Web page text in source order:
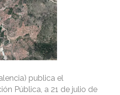
publica el
Pública, a 21 de julio de